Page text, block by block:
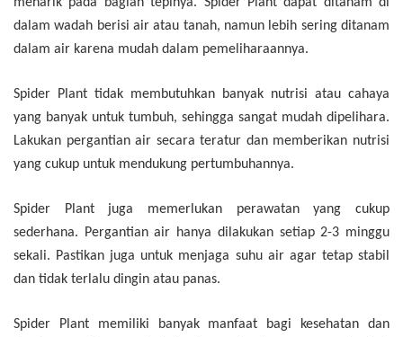
menarik pada bagian tepinya. Spider Plant dapat ditanam di
dalam wadah berisi air atau tanah, namun lebih sering ditanam
dalam air karena mudah dalam pemeliharaannya.
Spider Plant tidak membutuhkan banyak nutrisi atau cahaya
yang banyak untuk tumbuh, sehingga sangat mudah dipelihara.
Lakukan pergantian air secara teratur dan memberikan nutrisi
yang cukup untuk mendukung pertumbuhannya.
Spider Plant juga memerlukan perawatan yang cukup
sederhana. Pergantian air hanya dilakukan setiap 2-3 minggu
sekali. Pastikan juga untuk menjaga suhu air agar tetap stabil
dan tidak terlalu dingin atau panas.
Spider Plant memiliki banyak manfaat bagi kesehatan dan